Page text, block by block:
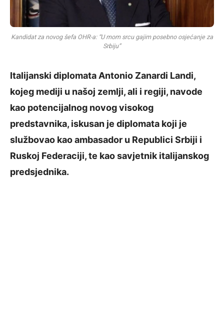
Kandidat za novog šefa OHR-a: “U mom srcu gajim posebno osjećanje za
Srbiju”
Italijanski diplomata Antonio Zanardi Landi,
kojeg mediji u našoj zemlji, ali i regiji, navode
kao potencijalnog novog visokog
predstavnika, iskusan je diplomata koji je
službovao kao ambasador u Republici Srbiji i
Ruskoj Federaciji, te kao savjetnik italijanskog
predsjednika.